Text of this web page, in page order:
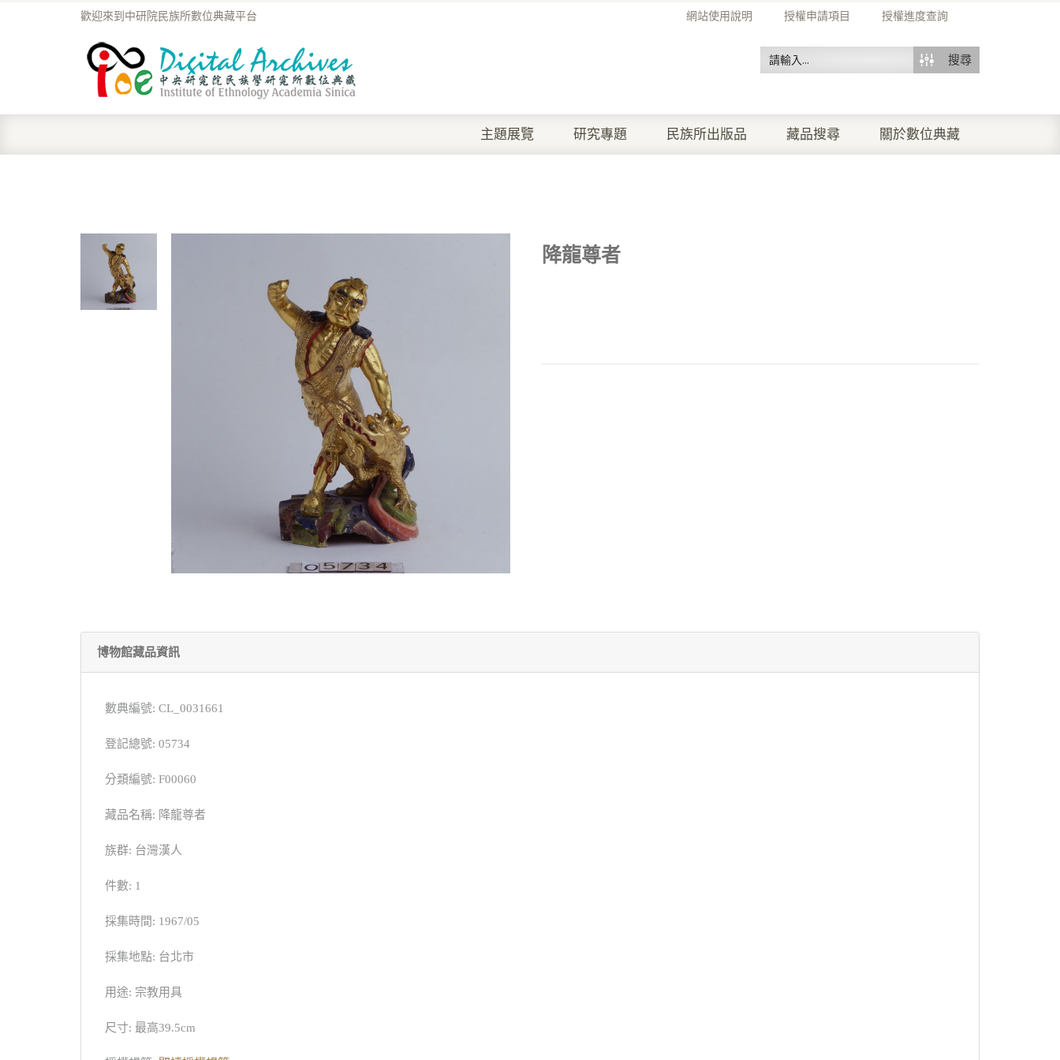
網站使用說明 授權申請項目 授權進度查詢
歡迎來到中研院民族所數位典藏平台
搜尋
主題展覽 研究專題 民族所出版品 藏品搜尋 關於數位典藏
降龍尊者
博物館藏品資訊
數典編號: CL_0031661
登記總號: 05734
分類編號: F00060
藏品名稱: 降龍尊者
族群: 台灣漢人
件數: 1
採集時間: 1967/05
採集地點: 台北市
用途: 宗教用具
尺寸: 最高39.5cm